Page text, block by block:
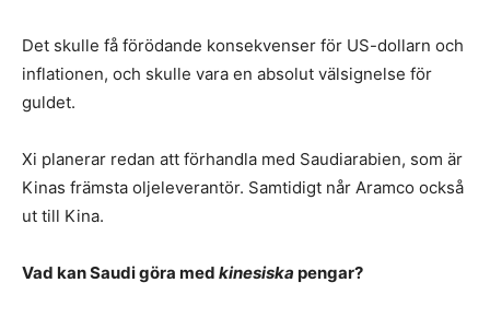
Det skulle få förödande konsekvenser för US-dollarn och
inflationen, och skulle vara en absolut välsignelse för
guldet.
Xi planerar redan att förhandla med Saudiarabien, som är
Kinas främsta oljeleverantör. Samtidigt når Aramco också
ut till Kina.
Vad kan Saudi göra med kinesiska pengar?